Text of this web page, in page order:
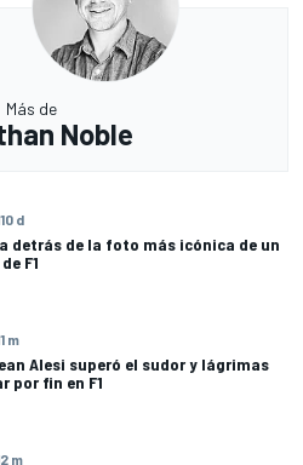
Más de
Noble
10 d
detrás de la foto más icónica de un
F1
1 m
Alesi superó el sudor y lágrimas
por fin en F1
2 m